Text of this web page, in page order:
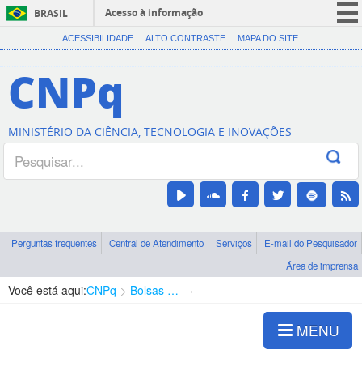
BRASIL
Acesso à informação
CORONAVÍRUS (COVID-19)
Canais
ACESSIBILIDADE ALTO CONTRASTE MAPA DO SITE
CNPq
MINISTÉRIO DA CIÊNCIA, TECNOLOGIA E INOVAÇÕES
Perguntas frequentes Central de Atendimento Serviços
E-mail do Pesquisador
Área de imprensa
Você está aqui:CNPq Bolsas e Auxílios Vigentes
MENU